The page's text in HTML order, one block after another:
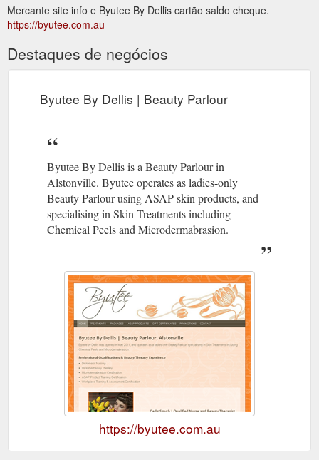
Mercante site info e Byutee By Dellis cartão saldo cheque.
https://byutee.com.au
Destaques de negócios
Byutee By Dellis | Beauty Parlour
Byutee By Dellis is a Beauty Parlour in
Alstonville. Byutee operates as ladies-only
Beauty Parlour using ASAP skin products, and
specialising in Skin Treatments including
Chemical Peels and Microdermabrasion.
https://byutee.com.au